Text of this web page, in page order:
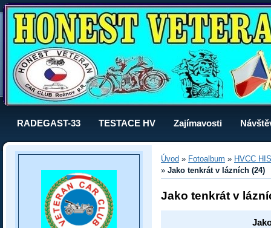
RADEGAST-33 TESTACE HV Zajímavosti
Úvod » Fotoalbum » HVCC
» Jako tenkrát v lázních (24)
Jako tenkrát v